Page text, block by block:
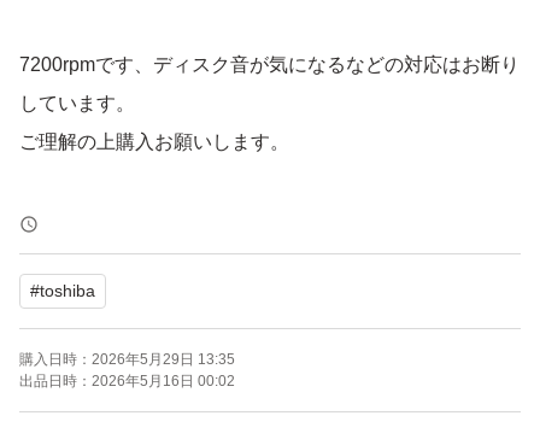
7200rpmです、ディスク音が気になるなどの対応はお断り
しています。
ご理解の上購入お願いします。
TOSHIBA 東芝 3.5インチ HDD 4TB SATA600 7200rpm M
N08ADA400E
ブランド：ー
#toshiba
購入日時： 2026年5月29日 13:35
出品日時： 2026年5月16日 00:02